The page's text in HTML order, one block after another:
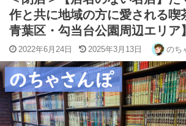
作と共に地域の方に愛される喫
青葉区・勾当台公園周辺エリア】
2022年6月24日 2025年3月13日 のち